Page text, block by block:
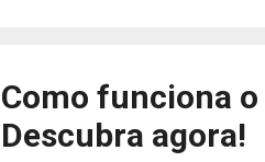
Como funciona
Descubra agora!